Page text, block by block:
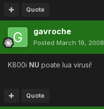
Quote
gavroche
Posted March 19, 2008
K800i NU poate lua virusi!
Quote